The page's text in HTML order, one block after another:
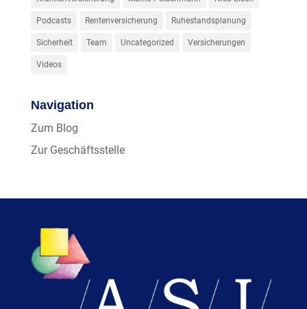
Podcasts Rentenversicherung Ruhestandsplanung
Sicherheit Team Uncategorized Versicherungen
Videos
Navigation
Zum Blog
Zur Geschäftsstelle